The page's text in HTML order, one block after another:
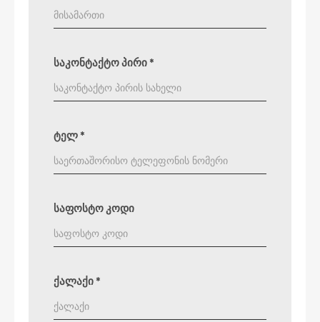
საკონტაქტო პირი *
ტელ *
საფოსტო კოდი
ქალაქი *